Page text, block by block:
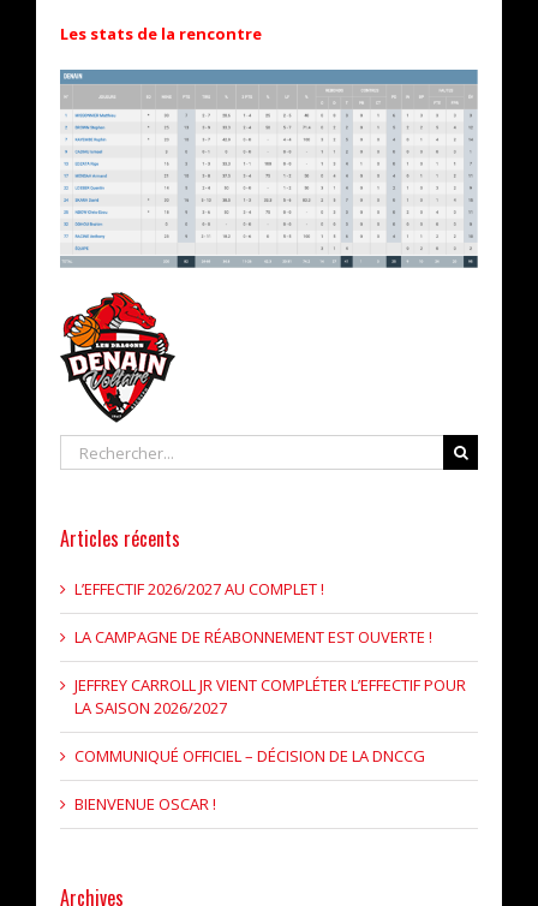
Les stats de la rencontre
Rechercher
Articles récents
L’EFFECTIF 2026/2027 AU COMPLET !
LA CAMPAGNE DE RÉABONNEMENT EST OUVERTE !
JEFFREY CARROLL JR VIENT COMPLÉTER L’EFFECTIF POUR
LA SAISON 2026/2027
COMMUNIQUÉ OFFICIEL – DÉCISION DE LA DNCCG
BIENVENUE OSCAR !
Archives